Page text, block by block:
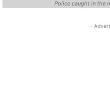
Police caught in the
-